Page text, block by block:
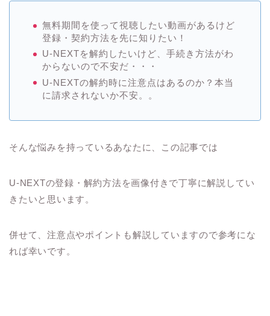
無料期間を使って視聴したい動画があるけど
登録・契約方法を先に知りたい！
U-NEXTを解約したいけど、手続き方法がわ
からないので不安だ・・・
U-NEXTの解約時に注意点はあるのか？本当
に請求されないか不安。。
そんな悩みを持っているあなたに、この記事では
U-NEXTの登録・解約方法を画像付きで丁寧に解説してい
きたいと思います。
併せて、注意点やポイントも解説していますので参考にな
れば幸いです。